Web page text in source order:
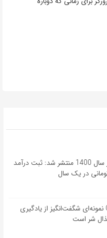
گزارش عملکرد ایرانسل در سال 1400 منتشر شد: ثبت درآمد
نوآم چامسکی: ChatGPT نمونه‌ای شگفت‌انگیز از یادگیری
شر است